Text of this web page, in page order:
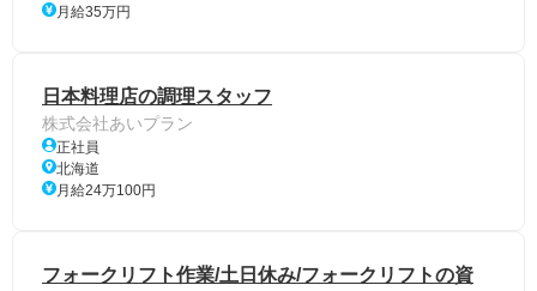
月給35万円
日本料理店の調理スタッフ
株式会社あいプラン
正社員
北海道
月給24万100円
フォークリフト作業/土日休み/フォークリフトの資